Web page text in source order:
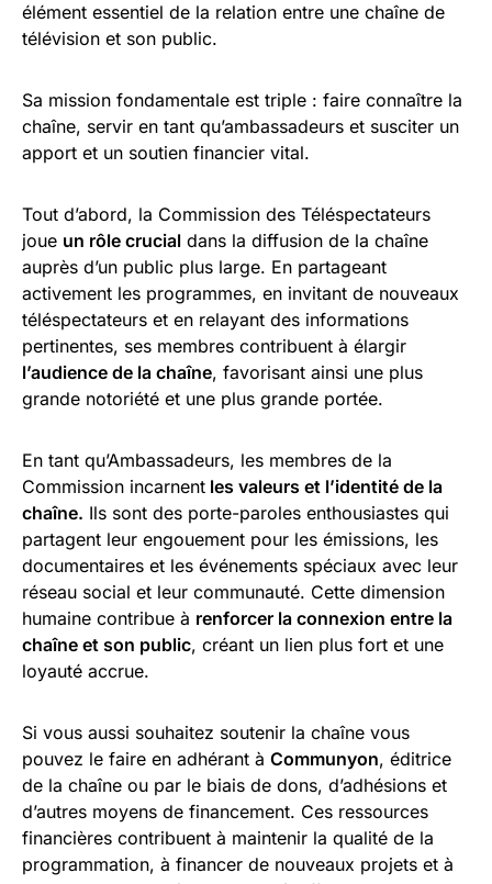
élément essentiel de la relation entre une chaîne de
télévision et son public.
Sa mission fondamentale est triple : faire connaître la
chaîne, servir en tant qu’ambassadeurs et susciter un
apport et un soutien financier vital.
Tout d’abord, la Commission des Téléspectateurs
joue un rôle crucial dans la diffusion de la chaîne
auprès d’un public plus large. En partageant
activement les programmes, en invitant de nouveaux
téléspectateurs et en relayant des informations
pertinentes, ses membres contribuent à élargir
l’audience de la chaîne, favorisant ainsi une plus
grande notoriété et une plus grande portée.
En tant qu’Ambassadeurs, les membres de la
Commission incarnent les valeurs et l’identité de la
chaîne. Ils sont des porte-paroles enthousiastes qui
partagent leur engouement pour les émissions, les
documentaires et les événements spéciaux avec leur
réseau social et leur communauté. Cette dimension
humaine contribue à renforcer la connexion entre la
chaîne et son public, créant un lien plus fort et une
loyauté accrue.
Si vous aussi souhaitez soutenir la chaîne vous
pouvez le faire en adhérant à Communyon, éditrice
de la chaîne ou par le biais de dons, d’adhésions et
d’autres moyens de financement. Ces ressources
financières contribuent à maintenir la qualité de la
programmation, à financer de nouveaux projets et à